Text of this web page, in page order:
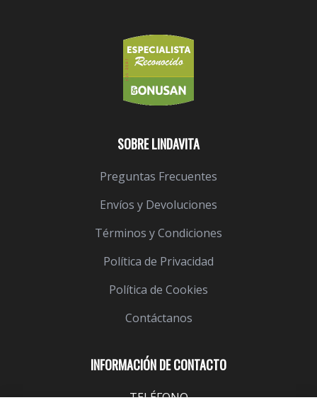
INFORMACIÓN DE CONTACTO
TELÉFONO
SOBRE LINDAVITA
Preguntas Frecuentes
Envíos y Devoluciones
Términos y Condiciones
Política de Privacidad
Política de Cookies
Contáctanos